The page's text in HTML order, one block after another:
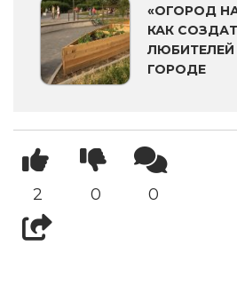
«ОГОРОД
КАК
ЛЮБИТЕЛЕЙ
ГОРОДЕ
2 0 0